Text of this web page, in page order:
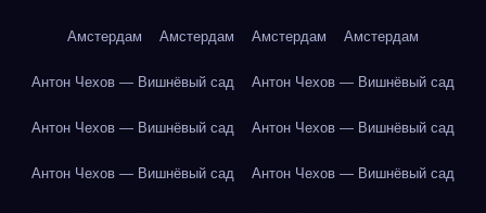
Амстердам Амстердам Амстердам Амстердам
Антон Чехов — Вишнёвый сад Антон Чехов — Вишнёвый сад
Антон Чехов — Вишнёвый сад Антон Чехов — Вишнёвый сад
Антон Чехов — Вишнёвый сад Антон Чехов — Вишнёвый сад